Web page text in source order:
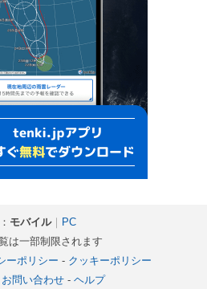
モバイル｜ PC
は一部制限されます
ーポリシー - クッキーポリシー
お問い合わせ- ヘルプ